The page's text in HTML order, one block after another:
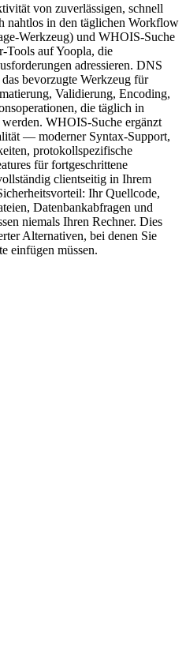
von zuverlässigen, schnell
nahtlos in den täglichen Workflow
Werkzeug) und WHOIS-Suche
Tools auf Yoopla, die
adressieren. DNS
bevorzugte Werkzeug für
Validierung, Encoding,
die täglich in
WHOIS-Suche ergänzt
— moderner Syntax-Support,
protokollspezifische
für fortgeschrittene
clientseitig in Ihrem
Ihr Quellcode,
Datenbankabfragen und
niemals Ihren Rechner. Dies
Alternativen, bei denen Sie
einfügen müssen.